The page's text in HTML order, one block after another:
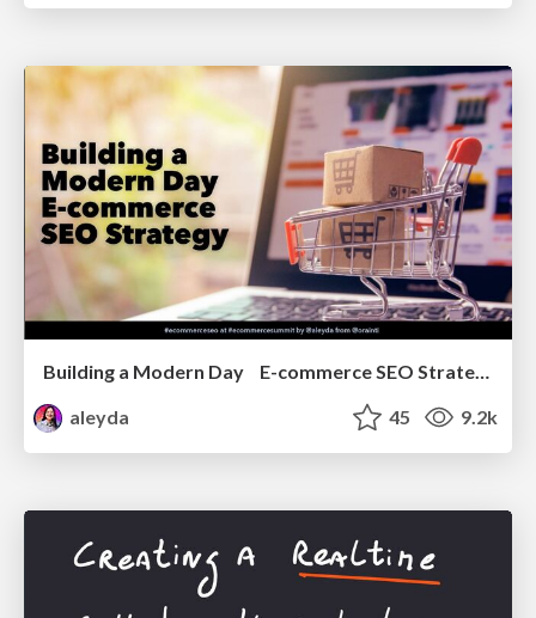
Building a Modern Day E-commerce SEO Strategy
aleyda
45 9.2k